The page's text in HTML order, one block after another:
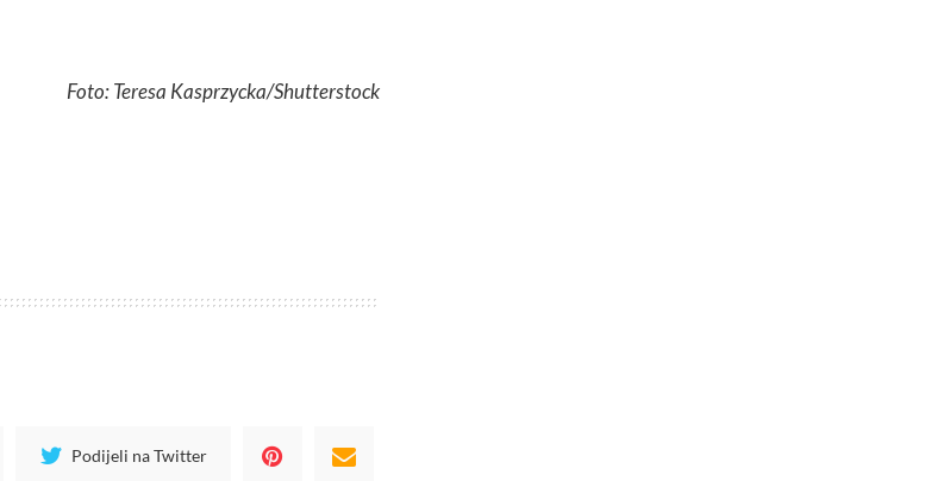
Foto: Teresa Kasprzycka/Shutterstock
Podijeli na Twitter